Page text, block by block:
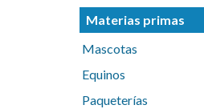
Materias primas
Mascotas
Equinos
Paqueterías